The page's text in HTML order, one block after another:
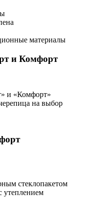
материалы
и Комфорт
и «Комфорт»
на выбор
стеклопакетом
утеплением